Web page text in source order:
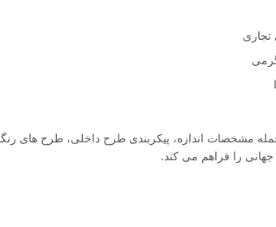
تجاری
مشخصات اندازه، پیکربندی طرح داخلی، طرح های
را فراهم می کند.